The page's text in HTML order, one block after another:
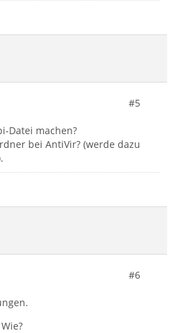
#5
Datei machen?
bei AntiVir? (werde dazu
#6